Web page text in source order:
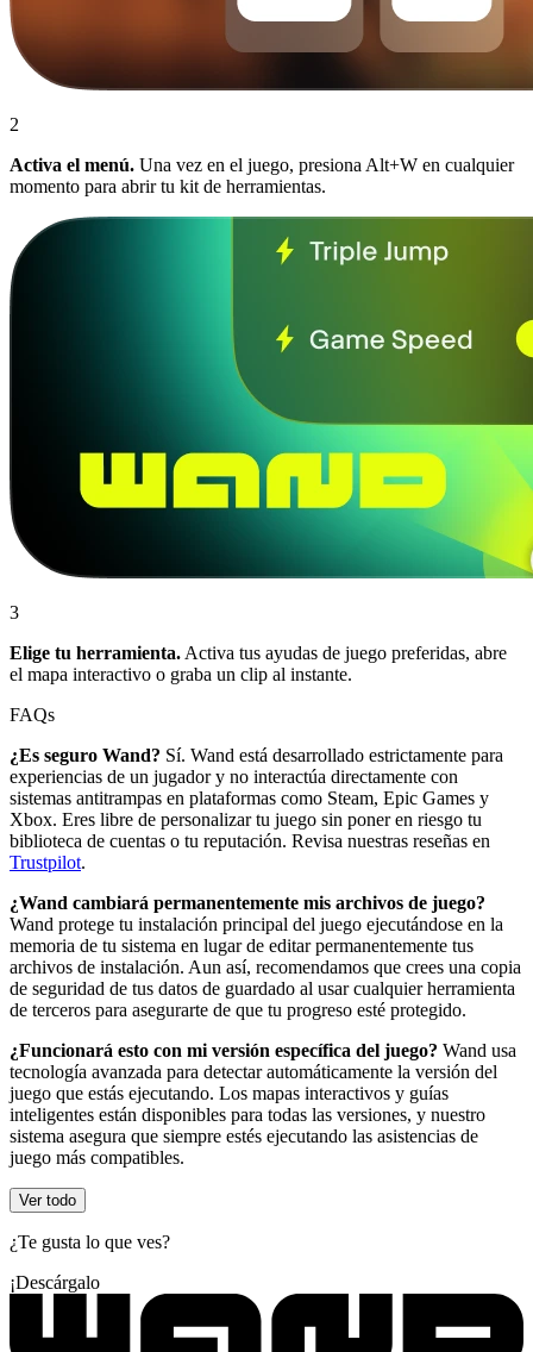
2
Activa el menú. Una vez en el juego, presiona Alt+W en cualquier
momento para abrir tu kit de herramientas.
3
Elige tu herramienta. Activa tus ayudas de juego preferidas, abre
el mapa interactivo o graba un clip al instante.
FAQs
¿Es seguro Wand? Sí. Wand está desarrollado estrictamente para
experiencias de un jugador y no interactúa directamente con
sistemas antitrampas en plataformas como Steam, Epic Games y
Xbox. Eres libre de personalizar tu juego sin poner en riesgo tu
biblioteca de cuentas o tu reputación. Revisa nuestras reseñas en
Trustpilot.
¿Wand cambiará permanentemente mis archivos de juego?
Wand protege tu instalación principal del juego ejecutándose en la
memoria de tu sistema en lugar de editar permanentemente tus
archivos de instalación. Aun así, recomendamos que crees una copia
de seguridad de tus datos de guardado al usar cualquier herramienta
de terceros para asegurarte de que tu progreso esté protegido.
¿Funcionará esto con mi versión específica del juego? Wand usa
tecnología avanzada para detectar automáticamente la versión del
juego que estás ejecutando. Los mapas interactivos y guías
inteligentes están disponibles para todas las versiones, y nuestro
sistema asegura que siempre estés ejecutando las asistencias de
juego más compatibles.
Ver todo
¿Te gusta lo que ves?
¡Descárgalo